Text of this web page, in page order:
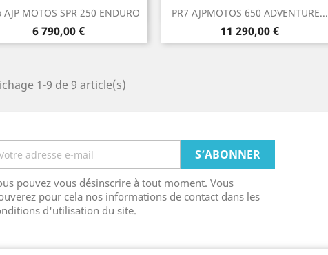
MOTOS SPR 250 ENDURO
Prix
6 790,00 €
Aperçu rapide PR7 AJPMOTOS 650 ADVENTURE...
Prix
11 290,00 €
Aperçu rapide
1-9 de 9 article(s)
pouvez vous désinscrire à tout moment. Vous
pour cela nos informations de contact dans les
d'utilisation du site.